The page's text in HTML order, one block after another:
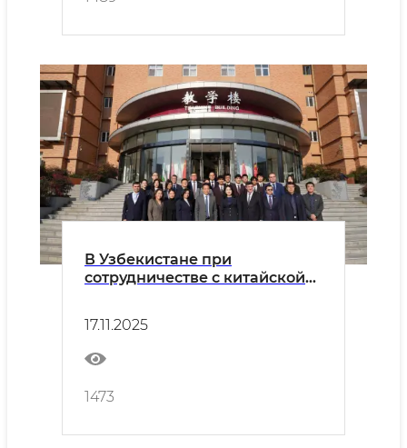
В Узбекистане при
сотрудничестве с китайской
организацией Yinghua
планируется открыть
международную школу
17.11.2025
1473